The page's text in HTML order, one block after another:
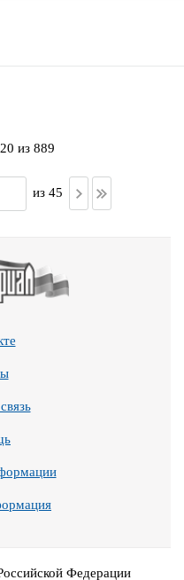
из 889
из 45
Федерации